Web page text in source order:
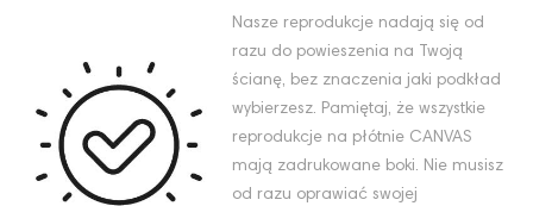
Nasze reprodukcje nadają się od
razu do powieszenia na Twoją
ścianę, bez znaczenia jaki podkład
wybierzesz. Pamiętaj, że wszystkie
reprodukcje na płótnie CANVAS
mają zadrukowane boki. Nie musisz
od razu oprawiać swojej